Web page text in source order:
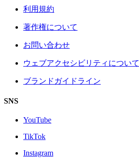
利用規約
著作権について
お問い合わせ
ウェブアクセシビリティについて
ブランドガイドライン
SNS
YouTube
TikTok
Instagram